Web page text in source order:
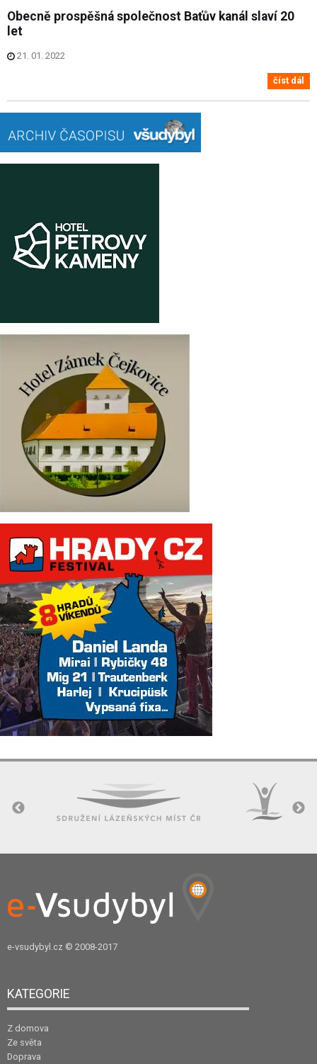
Obecně prospěšná společnost Baťův kanál slaví 20
let
21. 01. 2022
číst dál
e-vsudybyl.cz © 2008-2017
KATEGORIE
Z domova
Ze světa
Doprava